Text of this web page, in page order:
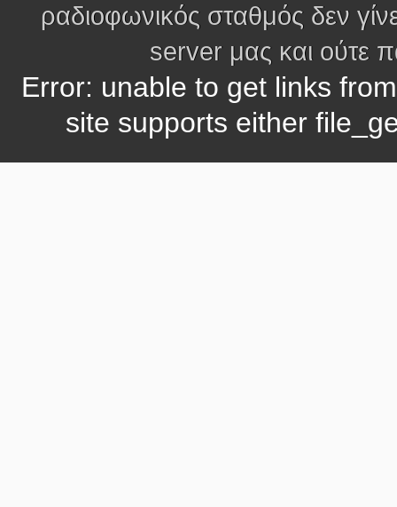
ραδιοφωνικός σταθμός δεν
server μας και ούτε
Error: unable to get links
site supports either